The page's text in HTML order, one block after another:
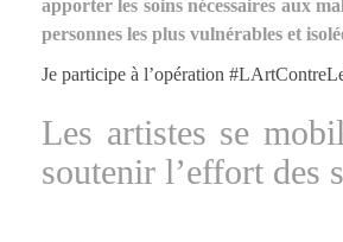
apporter les soins nécessaires aux
personnes les plus vulnérables et
Je participe à l’opération
Les artistes se
soutenir l’effort des